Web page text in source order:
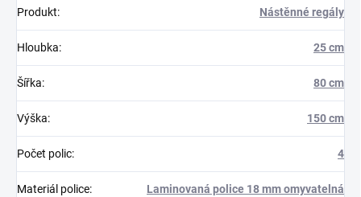
Produkt: Nástěnné regály
Hloubka: 25 cm
Šířka: 80 cm
Výška: 150 cm
Počet polic: 4
Materiál police: Laminovaná police 18 mm omyvatelná